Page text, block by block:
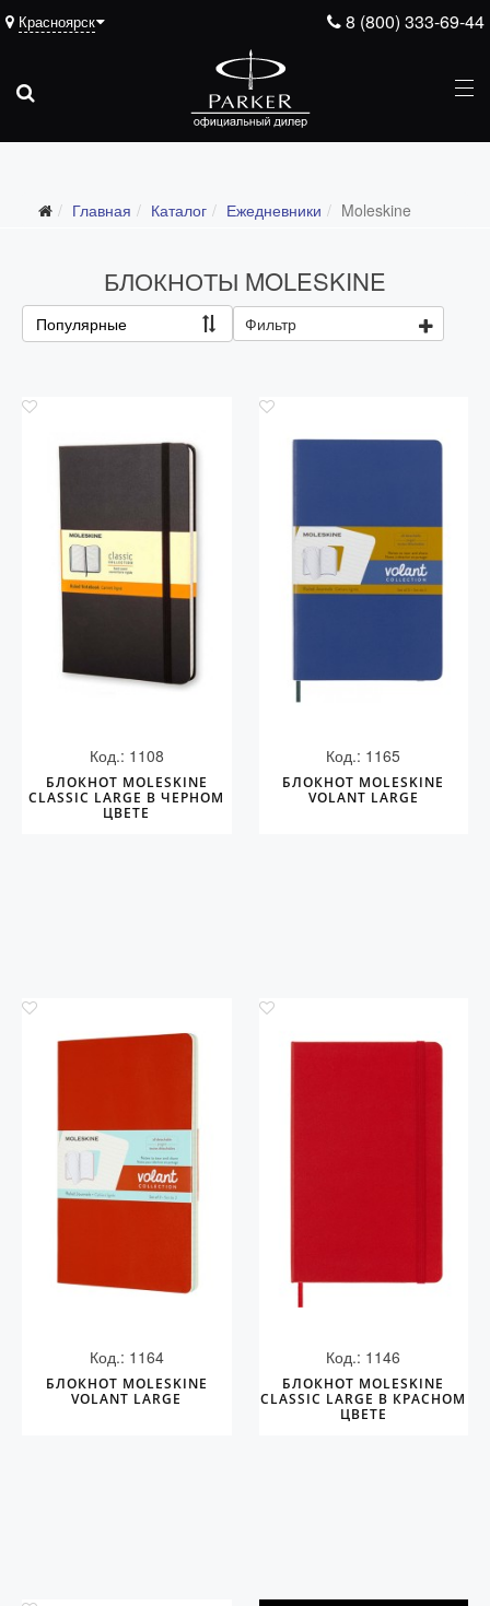
8 (800) 333-69-44
Красноярск
Главная Каталог Ежедневники Moleskine
БЛОКНОТЫ MOLESKINE
Популярные Фильтр
Код.: 1108
БЛОКНОТ MOLESKINE
CLASSIC LARGE В ЧЕРНОМ
ЦВЕТЕ
Код.: 1165
БЛОКНОТ MOLESKINE
VOLANT LARGE
Код.: 1164
БЛОКНОТ MOLESKINE
VOLANT LARGE
Код.: 1146
БЛОКНОТ MOLESKINE
CLASSIC LARGE В КРАСНОМ
ЦВЕТЕ
Boss
Распродажа
Аксессуары
Подарочные сертификаты